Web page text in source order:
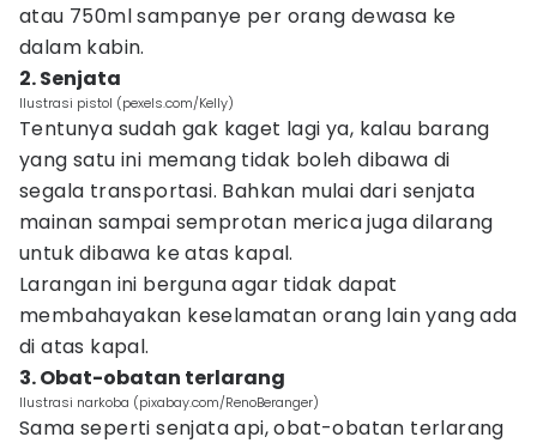
atau 750ml sampanye per orang dewasa ke
dalam kabin.
2. Senjata
Ilustrasi pistol (pexels.com/Kelly)
Tentunya sudah gak kaget lagi ya, kalau barang
yang satu ini memang tidak boleh dibawa di
segala transportasi. Bahkan mulai dari senjata
mainan sampai semprotan merica juga dilarang
untuk dibawa ke atas kapal.
Larangan ini berguna agar tidak dapat
membahayakan keselamatan orang lain yang ada
di atas kapal.
3. Obat-obatan terlarang
Ilustrasi narkoba (pixabay.com/RenoBeranger)
Sama seperti senjata api, obat-obatan terlarang